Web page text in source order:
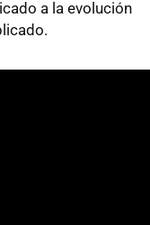
a la evolución